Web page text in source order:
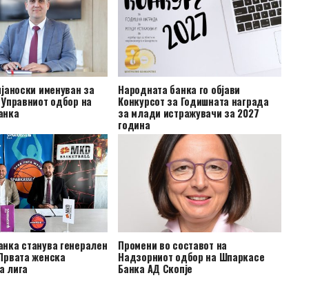
именуван за
одбор на
Народната банка го објави
Конкурсот за Годишната награда
за млади истражувачи за 2027
година
станува генерален
женска
лига
Промени во составот на
Надзорниот одбор на Шпаркасе
Банка АД Скопје